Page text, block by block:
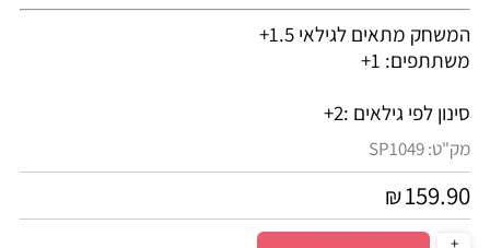
המשחק מתאים לגילאי 1.5+
משתתפים: 1+
סינון לפי גילאים :2+
מק"ט:SP1049
₪159.90